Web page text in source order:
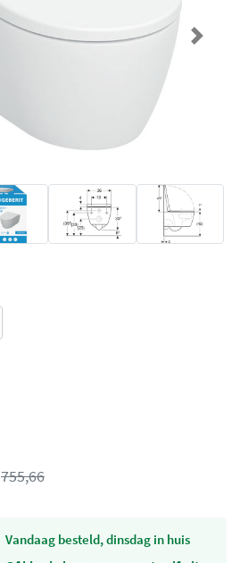
Next
755,66
vandaag besteld, dinsdag in huis